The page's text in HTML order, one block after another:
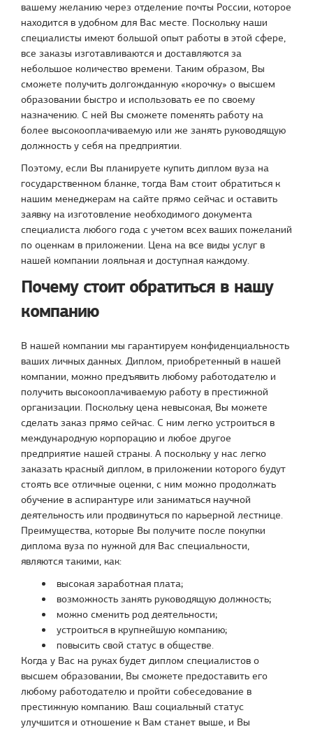
вашему желанию через отделение почты России, которое
находится в удобном для Вас месте. Поскольку наши
специалисты имеют большой опыт работы в этой сфере,
все заказы изготавливаются и доставляются за
небольшое количество времени. Таким образом, Вы
сможете получить долгожданную «корочку» о высшем
образовании быстро и использовать ее по своему
назначению. С ней Вы сможете поменять работу на
более высокооплачиваемую или же занять руководящую
должность у себя на предприятии.
Поэтому, если Вы планируете купить диплом вуза на
государственном бланке, тогда Вам стоит обратиться к
нашим менеджерам на сайте прямо сейчас и оставить
заявку на изготовление необходимого документа
специалиста любого года с учетом всех ваших пожеланий
по оценкам в приложении. Цена на все виды услуг в
нашей компании лояльная и доступная каждому.
Почему стоит обратиться в нашу
компанию
В нашей компании мы гарантируем конфиденциальность
ваших личных данных. Диплом, приобретенный в нашей
компании, можно предъявить любому работодателю и
получить высокооплачиваемую работу в престижной
организации. Поскольку цена невысокая, Вы можете
сделать заказ прямо сейчас. С ним легко устроиться в
международную корпорацию и любое другое
предприятие нашей страны. А поскольку у нас легко
заказать красный диплом, в приложении которого будут
стоять все отличные оценки, с ним можно продолжать
обучение в аспирантуре или заниматься научной
деятельность или продвинуться по карьерной лестнице.
Преимущества, которые Вы получите после покупки
диплома вуза по нужной для Вас специальности,
являются такими, как:
высокая заработная плата;
возможность занять руководящую должность;
можно сменить род деятельности;
устроиться в крупнейшую компанию;
повысить свой статус в обществе.
Когда у Вас на руках будет диплом специалистов о
высшем образовании, Вы сможете предоставить его
любому работодателю и пройти собеседование в
престижную компанию. Ваш социальный статус
улучшится и отношение к Вам станет выше, и Вы